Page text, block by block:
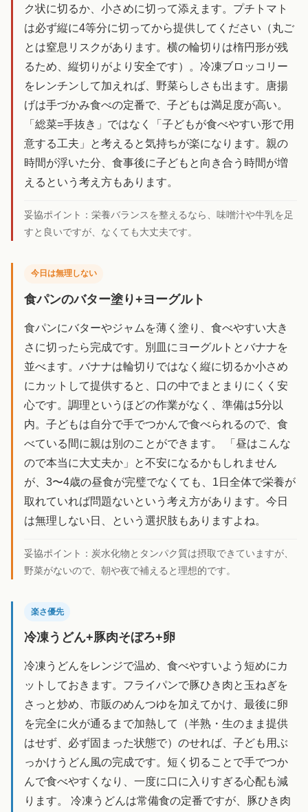
ク状に切るか、小さめに切って添えます。プチトマト
は必ず縦に4等分に切ってから提供してください（丸ご
とは窒息リスクがあります。横の輪切りは楕円形が残
るため、縦切りがより安全です）。冷凍ブロッコリー
をレンチンして加えれば、野菜らしさも出ます。唐揚
げは手づかみ食べの定番で、子どもは満足度が高い。
「総菜=手抜き」ではなく「子どもが食べやすい形で用
意する工夫」と考えると気持ちが楽になります。親の
時間が浮いた分、食事後に子どもと向き合う時間が増
えるという考え方もあります。
妥協ポイント： 栄養バランスを整えるなら、味噌汁や牛乳を足
すと良いですが、なくても大丈夫です。
今日は無理しない
食パンのバター塗り+ヨーグルト
食パンにバターやジャムを薄く塗り、食べやすい大き
さに切ったら完成です。別皿にヨーグルトとバナナを
並べます。バナナは輪切りではなく縦に切るか小さめ
にカットして提供すると、口の中でまとまりにくく安
心です。調理というほどの作業がなく、準備は5分以
内。子どもは自分で手でつかんで食べられるので、食
べている間に親は別のことができます。 「昼はこんな
ので本当に大丈夫か」と不安になるかもしれません
が、3〜4歳の昼食が完璧でなくても、1日全体で栄養が
取れていれば問題ないという考え方があります。今日
は無理しない日、という選択肢もありますよね。
妥協ポイント： 炭水化物とタンパク質は摂取できていますが、
野菜がないので、朝や夜で補えると理想的です。
楽さ優先
冷凍うどん+豚肉そぼろ+卵
冷凍うどんをレンジで温め、食べやすいよう短めにカ
ットしておきます。フライパンで豚ひき肉と玉ねぎを
さっと炒め、市販のめんつゆを加えてかけ、最後に卵
を完全に火が通るまで加熱して（半熟・生のまま提供
はせず、必ず固まった状態で）のせれば、子ども用ぶ
っかけうどん風の完成です。短く切ることで手でつか
んで食べやすくなり、一度に口に入りすぎる心配も減
ります。 冷凍うどんは常備食の定番ですが、豚ひき肉